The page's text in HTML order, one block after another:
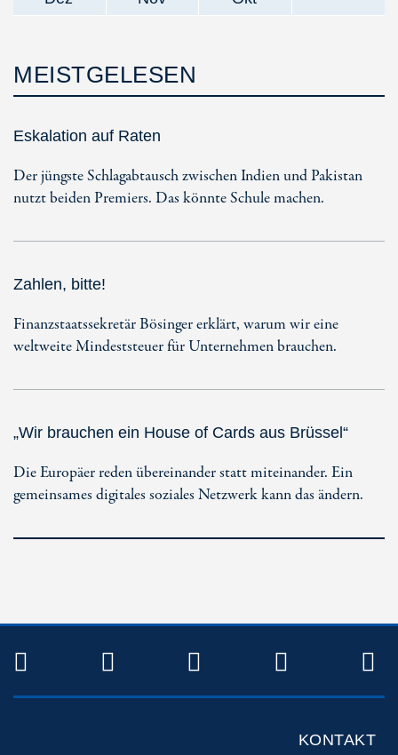
MEISTGELESEN
Eskalation auf Raten
Der jüngste Schlagabtausch zwischen Indien und Pakistan
nutzt beiden Premiers. Das könnte Schule machen.
Zahlen, bitte!
Finanzstaatssekretär Bösinger erklärt, warum wir eine
weltweite Mindeststeuer für Unternehmen brauchen.
„Wir brauchen ein House of Cards aus Brüssel“
Die Europäer reden übereinander statt miteinander. Ein
gemeinsames digitales soziales Netzwerk kann das ändern.
TWITTERFACEBOOKINSTAGRAM
KONTAKT